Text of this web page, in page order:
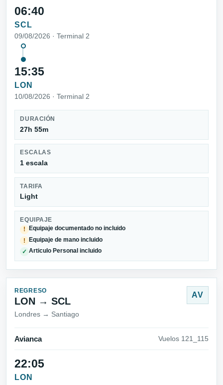
06:40
SCL
09/08/2026 · Terminal 2
15:35
LON
10/08/2026 · Terminal 2
DURACIÓN
27h 55m
ESCALAS
1 escala
TARIFA
Light
EQUIPAJE
!
Equipaje documentado no incluido
! Equipaje de mano incluido
✓ Articulo Personal incluido
REGRESO
LON → SCL
Londres → Santiago
AV
Avianca Vuelos 121_115
22:05
LON